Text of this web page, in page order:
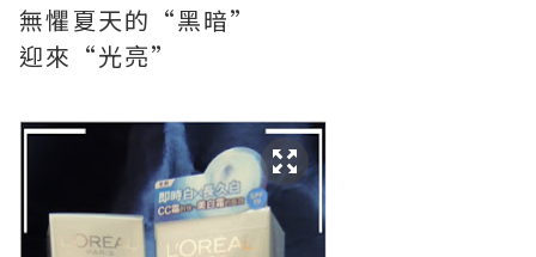
無懼夏天的“黑暗”
迎來“光亮”